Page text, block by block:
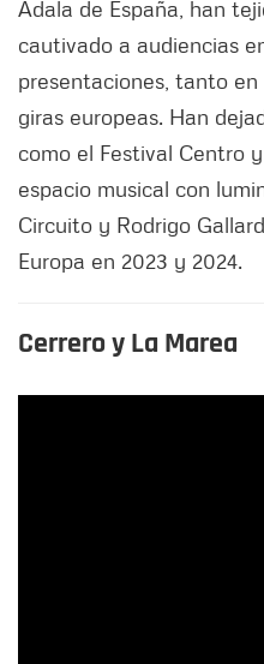
Adala de España, han
cautivado a audiencias
presentaciones, tanto
giras europeas. Han
como el Festival Centro
espacio musical con
Circuito y Rodrigo
Europa en 2023 y 2024.
Cerrero y La Marea